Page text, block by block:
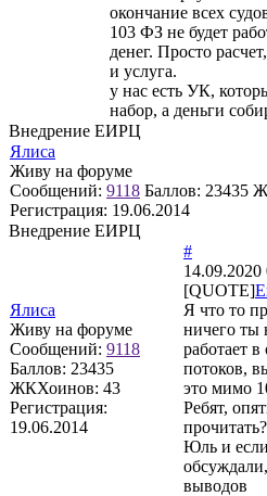
окончание всех
103 ФЗ не будет
денег. Просто
и услуга.
у нас есть УК,
набор, а деньги
Внедрение ЕИРЦ
Ялиса
Живу на форуме
Сообщений: 9118 Баллов: 23435
Регистрация: 19.06.2014
Внедрение ЕИРЦ
Ялиса
Живу на форуме
Сообщений: 9118
Баллов: 23435
ЖКХоинов: 43
Регистрация:
19.06.2014
#
14.09.2020
[QUOTE]
Я что то
ничего ты
работает
потоков,
это мимо
Ребят,
прочитать?
Юль и
выводов